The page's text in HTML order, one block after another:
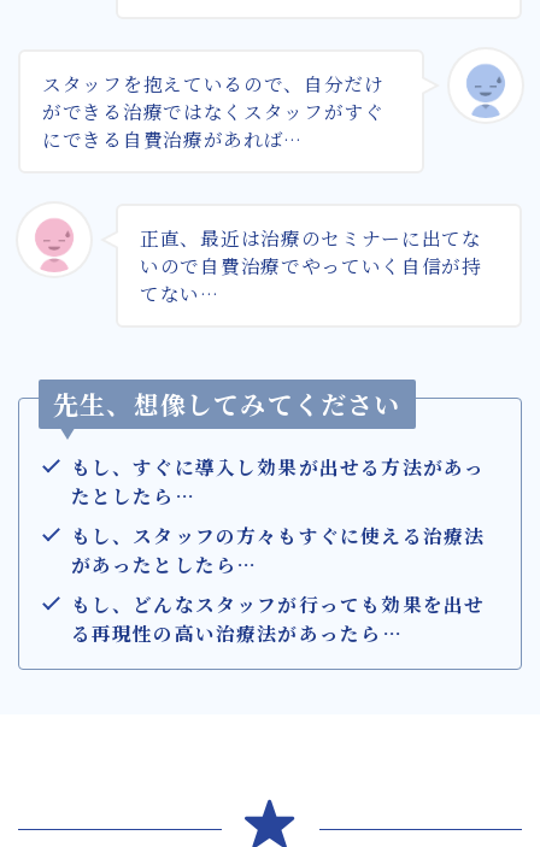
スタッフを抱えているので、自分だけ
ができる治療ではなくスタッフがすぐ
にできる自費治療があれば…
正直、最近は治療のセミナーに出てな
いので自費治療でやっていく自信が持
てない…
先生、想像してみてください
もし、すぐに導入し効果が出せる方法があっ
たとしたら…
もし、スタッフの方々もすぐに使える治療法
があったとしたら …
もし、どんなスタッフが行っても効果を出せ
る再現性の高い治療法があったら …